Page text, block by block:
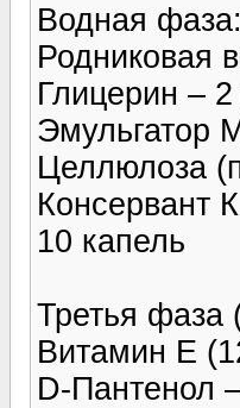
Водная фаза:
Родниковая
Глицерин –
Эмульгатор
Целлюлоза
Консервант
10 капель
Третья фаза
Витамин Е
D-Пантенол